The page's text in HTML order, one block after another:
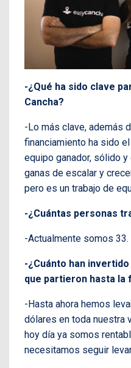
-¿Qué ha sido clave
Cancha?
-Lo más clave, además
financiamiento ha sido
equipo ganador, sólido
ganas de escalar y
pero es un trabajo de
-¿Cuántas personas
-Actualmente somos 33.
-¿Cuánto han
que partieron hasta la
-Hasta ahora hemos
dólares en toda nuestra
hoy día ya somos
necesitamos seguir